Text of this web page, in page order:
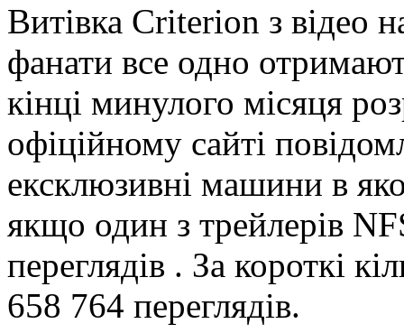
Витівка Criterion з відео
фанати все одно
кінці минулого місяця
офіційному сайті
ексклюзивні машини в
якщо один з трейлерів
переглядів . За короткі
658 764 переглядів.